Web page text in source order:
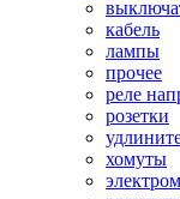
кабель
лампы
прочее
реле
розетки
хомуты